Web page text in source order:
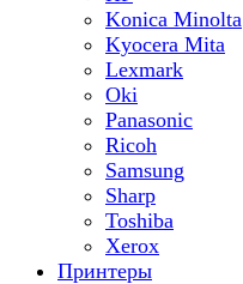
Konica Minolta
Kyocera Mita
Lexmark
Oki
Panasonic
Ricoh
Samsung
Sharp
Toshiba
Xerox
Принтеры